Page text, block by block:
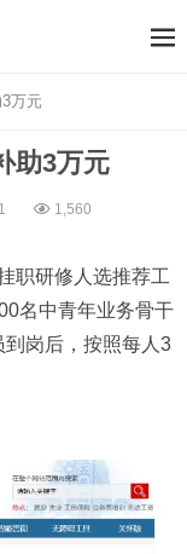
万元
助3万元
1,560
职研修人选推荐工
名中青年业务骨干
岗后，按照每人3